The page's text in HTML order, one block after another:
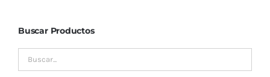
Buscar Productos